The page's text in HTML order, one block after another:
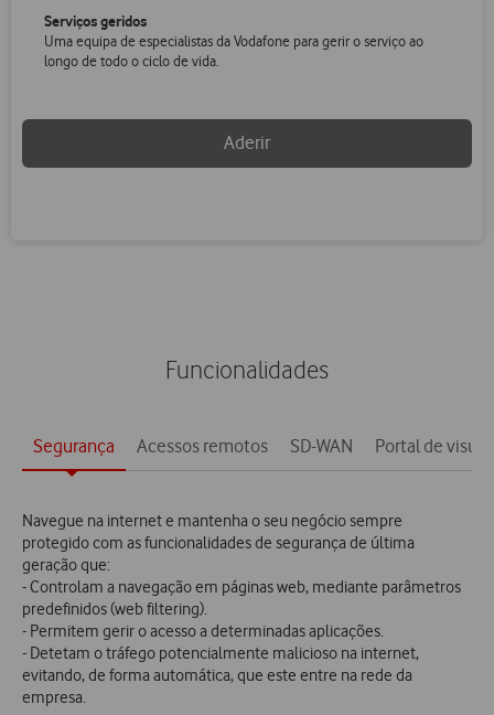
Serviços geridos
Uma equipa de especialistas da Vodafone para gerir o serviço ao
longo de todo o ciclo de vida.
Aderir
Funcionalidades
Segurança Acessos remotos SD-WAN Portal de
Navegue na internet e mantenha o seu negócio sempre
protegido com as funcionalidades de segurança de última
geração que:
- Controlam a navegação em páginas web, mediante parâmetros
predefinidos (web filtering).
- Permitem gerir o acesso a determinadas aplicações.
- Detetam o tráfego potencialmente malicioso na internet,
evitando, de forma automática, que este entre na rede da
empresa.